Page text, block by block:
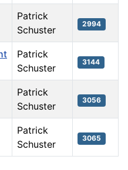
Patrick
Schuster
2994
Patrick
Schuster
3144
Patrick
Schuster
3056
Patrick
Schuster
3065